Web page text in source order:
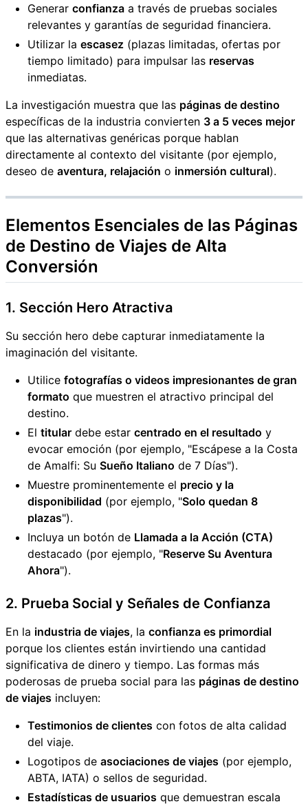
Generar confianza a través de pruebas sociales
relevantes y garantías de seguridad financiera.
Utilizar la escasez (plazas limitadas, ofertas por
tiempo limitado) para impulsar las reservas
inmediatas.
La investigación muestra que las páginas de destino
específicas de la industria convierten 3 a 5 veces mejor
que las alternativas genéricas porque hablan
directamente al contexto del visitante (por ejemplo,
deseo de aventura, relajación o inmersión cultural).
Elementos Esenciales de las Páginas
de Destino de Viajes de Alta
Conversión
1. Sección Hero Atractiva
Su sección hero debe capturar inmediatamente la
imaginación del visitante.
Utilice fotografías o videos impresionantes de gran
formato que muestren el atractivo principal del
destino.
El titular debe estar centrado en el resultado y
evocar emoción (por ejemplo, "Escápese a la Costa
de Amalfi: Su Sueño Italiano de 7 Días").
Muestre prominentemente el precio y la
disponibilidad (por ejemplo, "Solo quedan 8
plazas").
Incluya un botón de Llamada a la Acción (CTA)
destacado (por ejemplo, "Reserve Su Aventura
Ahora").
2. Prueba Social y Señales de Confianza
En la industria de viajes, la confianza es primordial
porque los clientes están invirtiendo una cantidad
significativa de dinero y tiempo. Las formas más
poderosas de prueba social para las páginas de destino
de viajes incluyen:
Testimonios de clientes con fotos de alta calidad
del viaje.
Logotipos de asociaciones de viajes (por ejemplo,
ABTA, IATA) o sellos de seguridad.
Estadísticas de usuarios que demuestran escala